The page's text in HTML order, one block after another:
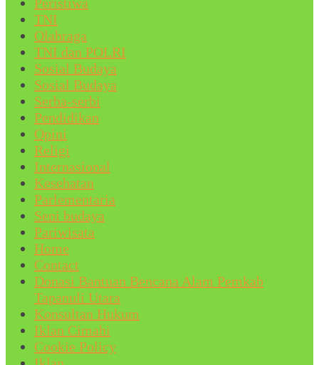
TNI
Olahraga
TNI dan POLRI
Sosial Budaya
Sosial Budaya
Serba-serbi
Pendidikan
Opini
Religi
Internasional
Kesehatan
Parlementaria
Seni budaya
Pariwisata
Home
Contact
Donasi Bantuan Bencana Alam Pemkab
Tapanuli Utara
Konsultan Hukum
Iklan Cimahi
Cookie Policy